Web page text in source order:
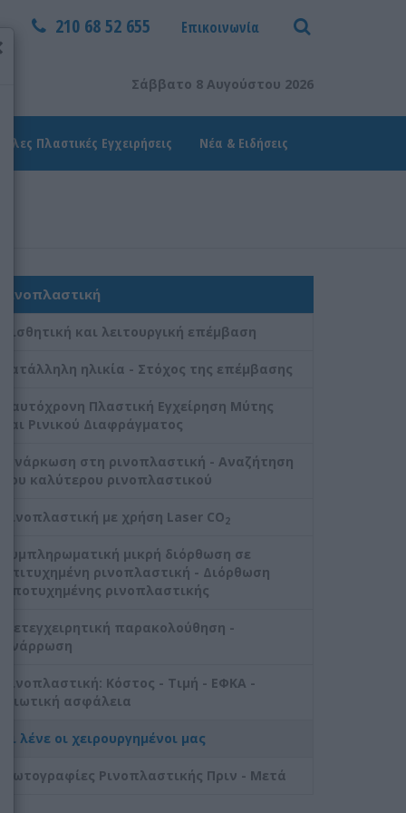
210 68 52 655 Επικοινωνία
Σάββατο 8 Αυγούστου 2026
Άλλες Πλαστικές Εγχειρήσεις Νέα & Ειδήσεις
Ρινοπλαστική
Αισθητική και λειτουργική επέμβαση
Κατάλληλη ηλικία - Στόχος της επέμβασης
Ταυτόχρονη Πλαστική Εγχείρηση Μύτης
και Ρινικού Διαφράγματος
Η νάρκωση στη ρινοπλαστική - Αναζήτηση
του καλύτερου ρινοπλαστικού
Ρινοπλαστική με χρήση Laser CO 2
Συμπληρωματική μικρή διόρθωση σε
επιτυχημένη ρινοπλαστική - Διόρθωση
αποτυχημένης ρινοπλαστικής
Μετεγχειρητική παρακολούθηση -
Ανάρρωση
Ρινοπλαστική: Κόστος - Τιμή - ΕΦΚΑ -
Ιδιωτική ασφάλεια
Τι λένε οι χειρουργημένοι μας
Φωτογραφίες Ρινοπλαστικής Πριν - Μετά